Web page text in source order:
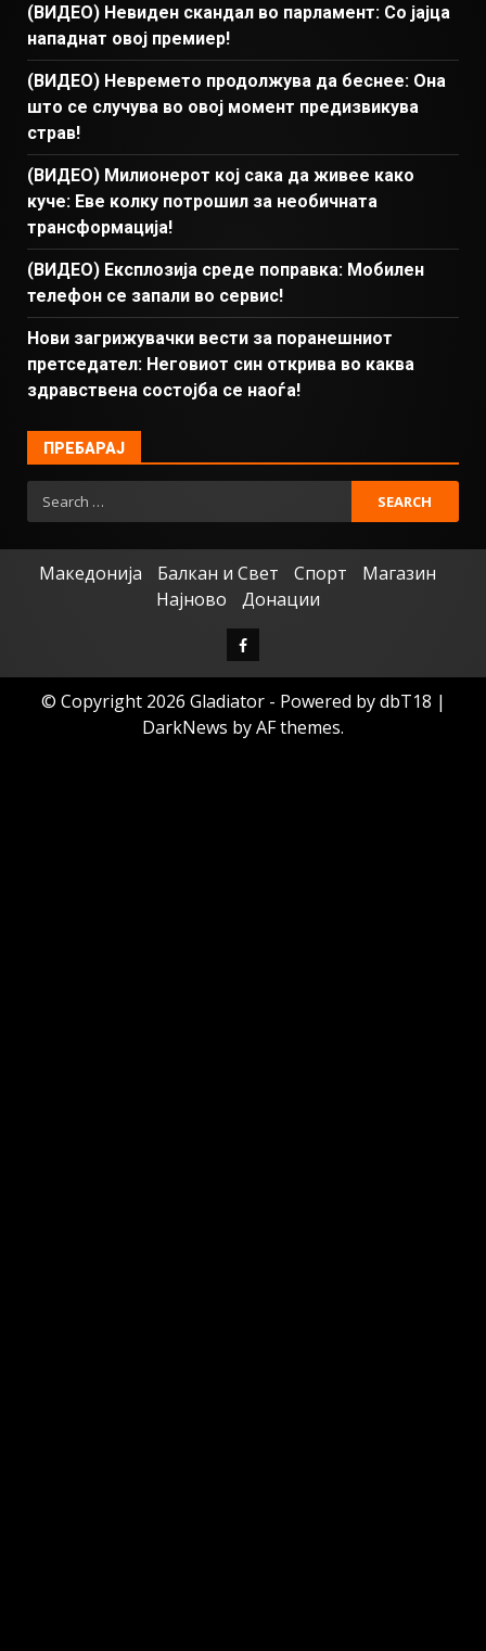
(ВИДЕО) Невиден скандал во парламент: Со јајца
нападнат овој премиер!
(ВИДЕО) Невремето продолжува да беснее: Она
што се случува во овој момент предизвикува
страв!
(ВИДЕО) Милионерот кој сака да живее како
куче: Еве колку потрошил за необичната
трансформација!
(ВИДЕО) Експлозија среде поправка: Мобилен
телефон се запали во сервис!
Нови загрижувачки вести за поранешниот
претседател: Неговиот син открива во каква
здравствена состојба се наоѓа!
ПРЕБАРАЈ
Македонија Балкан и Свет Спорт
Магазин
Најново
Донации
© Copyright 2026 Gladiator - Powered by dbT18 |
DarkNews by AF themes.